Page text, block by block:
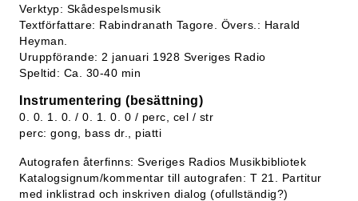
Verktyp: Skådespelsmusik
Textförfattare: Rabindranath Tagore. Övers.: Harald
Heyman.
Uruppförande: 2 januari 1928 Sveriges Radio
Speltid: Ca. 30-40 min
Instrumentering (besättning)
0. 0. 1. 0. / 0. 1. 0. 0 / perc, cel / str
perc: gong, bass dr., piatti
Autografen återfinns: Sveriges Radios Musikbibliotek
Katalogsignum/kommentar till autografen: T 21. Partitur
med inklistrad och inskriven dialog (ofullständig?)